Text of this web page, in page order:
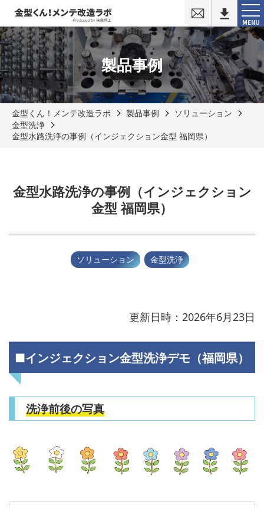
MENU
い
合
わ
せ
製品事例
金型くん！メンテ改造ラボ 製品事例
ソリューション
金型洗浄
金型水路洗浄の事例（インジェクション金型 福岡県）
金型水路洗浄の事例（インジェクション
金型 福岡県）
ソリューション 金型洗浄
更新日時：2026年6月23日
■インジェクション金型洗浄デモ（福岡県）
洗浄前後の写真